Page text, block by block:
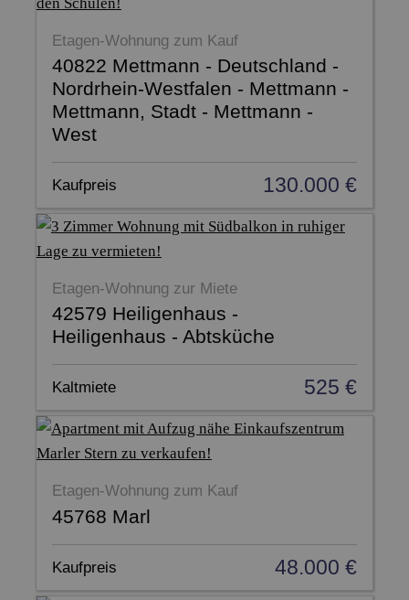
Etagen-Wohnung zum Kauf
40822 Mettmann - Deutschland -
Nordrhein-Westfalen - Mettmann -
Mettmann, Stadt - Mettmann -
West
Kaufpreis 130.000 €
Etagen-Wohnung zur Miete
42579 Heiligenhaus -
Heiligenhaus - Abtsküche
Kaltmiete 525 €
Etagen-Wohnung zum Kauf
45768 Marl
Kaufpreis 48.000 €